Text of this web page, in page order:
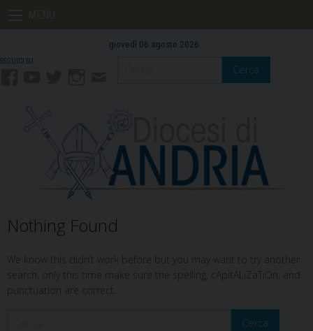
giovedì 06 agosto 2026
Mail
Cerca
Nothing Found
We know this didn’t work before but you may want to try another
search, only this time make sure the spelling, cApitALiZaTiOn, and
punctuation are correct.
Cerca